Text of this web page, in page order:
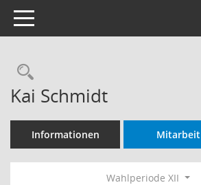
Toggle navigation
Rechercheauswahl
Kai Schmidt
Informationen Mitarbeit
Wahlperiode XII